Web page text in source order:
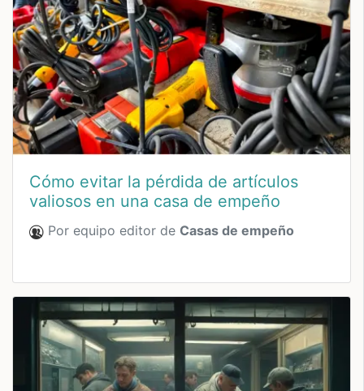
Cómo evitar la pérdida de artículos
valiosos en una casa de empeño
Por equipo editor de Casas de empeño